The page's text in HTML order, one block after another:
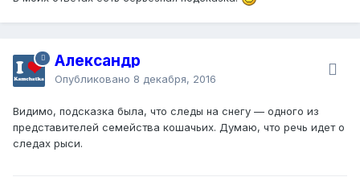
Александр
Опубликовано 8 декабря, 2016
Видимо, подсказка была, что следы на снегу — одного из
представителей семейства кошачьих. Думаю, что речь идет о
следах рыси.